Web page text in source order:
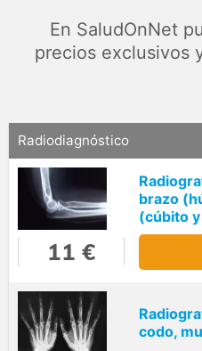
En SaludOnNet
precios exclusivos
Radiodiagnóstico
brazo
(cúbito
11 €
codo,